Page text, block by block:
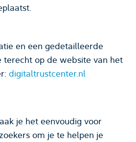
en een gedetailleerde
terecht op de website van het
digitaltrustcenter.nl
je het eenvoudig voor
om je te helpen je